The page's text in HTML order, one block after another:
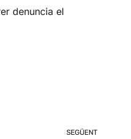
denuncia el
SEGÜENT